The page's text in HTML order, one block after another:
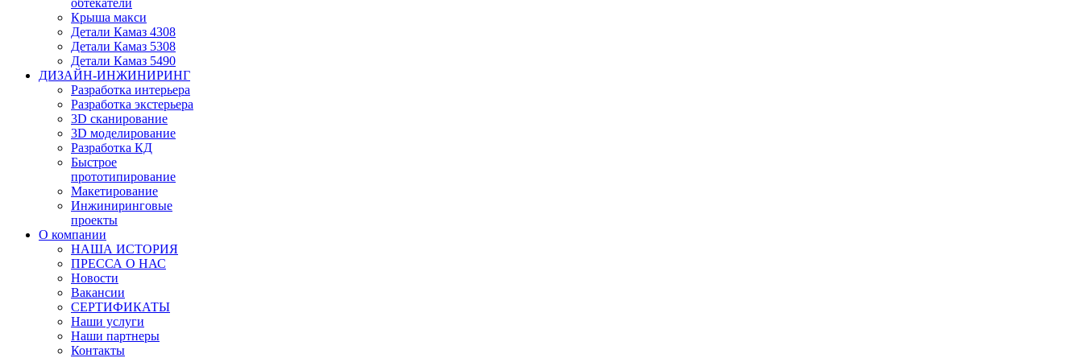
Крыша макси
Детали Камаз 4308
Детали Камаз 5308
Детали Камаз 5490
ДИЗАЙН-ИНЖИНИРИНГ
Разработка интерьера
Разработка экстерьера
3D сканирование
3D моделирование
Разработка КД
Быстрое
прототипирование
Макетирование
Инжиниринговые
проекты
О компании
НАША ИСТОРИЯ
ПРЕССА О НАС
Новости
Вакансии
СЕРТИФИКАТЫ
Наши услуги
Наши партнеры
Контакты